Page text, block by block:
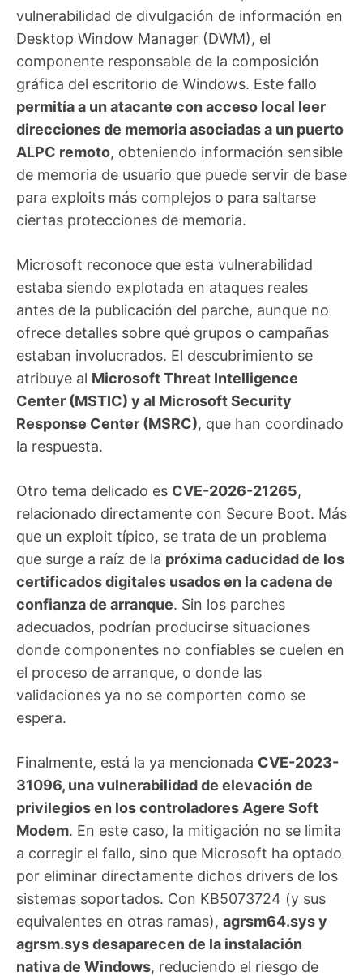
vulnerabilidad de divulgación de información en
Desktop Window Manager (DWM), el
componente responsable de la composición
gráfica del escritorio de Windows. Este fallo
permitía a un atacante con acceso local leer
direcciones de memoria asociadas a un puerto
ALPC remoto, obteniendo información sensible
de memoria de usuario que puede servir de base
para exploits más complejos o para saltarse
ciertas protecciones de memoria.
Microsoft reconoce que esta vulnerabilidad
estaba siendo explotada en ataques reales
antes de la publicación del parche, aunque no
ofrece detalles sobre qué grupos o campañas
estaban involucrados. El descubrimiento se
atribuye al Microsoft Threat Intelligence
Center (MSTIC) y al Microsoft Security
Response Center (MSRC), que han coordinado
la respuesta.
Otro tema delicado es CVE-2026-21265,
relacionado directamente con Secure Boot. Más
que un exploit típico, se trata de un problema
que surge a raíz de la próxima caducidad de los
certificados digitales usados en la cadena de
confianza de arranque. Sin los parches
adecuados, podrían producirse situaciones
donde componentes no confiables se cuelen en
el proceso de arranque, o donde las
validaciones ya no se comporten como se
espera.
Finalmente, está la ya mencionada CVE-2023-
31096, una vulnerabilidad de elevación de
privilegios en los controladores Agere Soft
Modem. En este caso, la mitigación no se limita
a corregir el fallo, sino que Microsoft ha optado
por eliminar directamente dichos drivers de los
sistemas soportados. Con KB5073724 (y sus
equivalentes en otras ramas), agrsm64.sys y
agrsm.sys desaparecen de la instalación
nativa de Windows, reduciendo el riesgo de